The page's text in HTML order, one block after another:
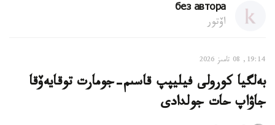
без автора
اۆتور
19:14, 08 تامىز 2026
بەلگيا كورولى فيليپپ قاسىم-جومارت توقايەۆقا
جاۋاپ حات جولدادى